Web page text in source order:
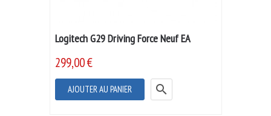
Logitech G29 Driving Force Neuf EA
299,00 €
AJOUTER AU PANIER 